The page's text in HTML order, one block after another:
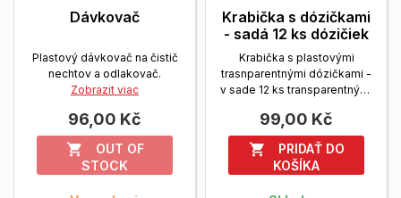
Dávkovač
Plastový dávkovač na čistič
nechtov a odlakovač.
Zobrazit viac
96,00 Kč

OUT OF
STOCK
Krabička s dózičkami
- sadá 12 ks dózičiek
Krabička s plastovými
trasnparentnými dózičkami -
v sade 12 ks transparentných
99,00 Kč

PRIDAŤ DO
KOŠÍKA